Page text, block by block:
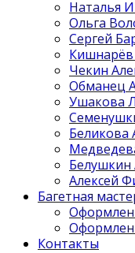
Наталья
Ольга
Сергей
Кишнарёв
Чекин
Обманец
Ушакова
Беликова
Белушкин
Алексей
Багетная
Контакты